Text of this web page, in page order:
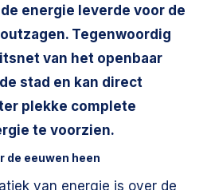
energie leverde voor de
Tegenwoordig
van het openbaar
stad en kan direct
plekke complete
te voorzien.
de eeuwen heen
van energie is over de